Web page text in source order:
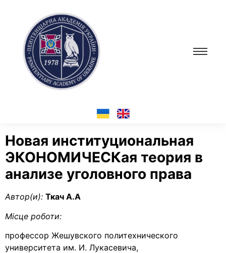
Новая институциональная
ЭКОНОМИЧЕСКая теория в
анализе уголовного права
Автор(и): Ткач А.А
Місце роботи:
профессор Жешувского политехнического
университета им. И. Лукасевича,